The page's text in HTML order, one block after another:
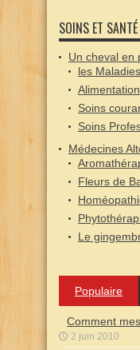
SOINS ET SANTÉ
Un cheval en
les Maladies
Soins
Soins
Médecines
Fleurs de
Le
Populaire
Comment
2 juin 2010